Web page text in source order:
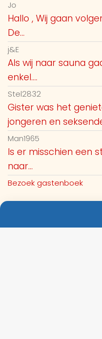
Jo
Hallo , Wij gaan
De...
j&E
Als wij naar sauna
enkel....
Stel2832
Gister was het
jongeren en
Man1965
Is er misschien een
naar...
Bezoek gastenboek